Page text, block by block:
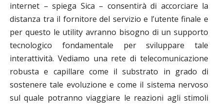
internet – spiega Sica – consentirà di accorciare la
distanza tra il fornitore del servizio e l’utente finale e
per questo le utility avranno bisogno di un supporto
tecnologico fondamentale per sviluppare tale
interattività. Vediamo una rete di telecomunicazione
robusta e capillare come il substrato in grado di
sostenere tale evoluzione e come il sistema nervoso
sul quale potranno viaggiare le reazioni agli stimoli